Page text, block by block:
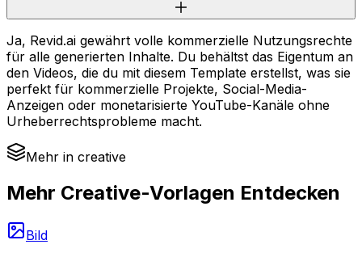
Ja, Revid.ai gewährt volle kommerzielle Nutzungsrechte
für alle generierten Inhalte. Du behältst das Eigentum an
den Videos, die du mit diesem Template erstellst, was sie
perfekt für kommerzielle Projekte, Social-Media-
Anzeigen oder monetarisierte YouTube-Kanäle ohne
Urheberrechtsprobleme macht.
Mehr in creative
Mehr Creative-Vorlagen Entdecken
Bild